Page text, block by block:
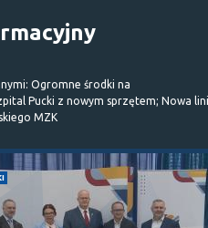
Ogromne środki na
Pucki z nowym sprzętem; Nowa
MZK